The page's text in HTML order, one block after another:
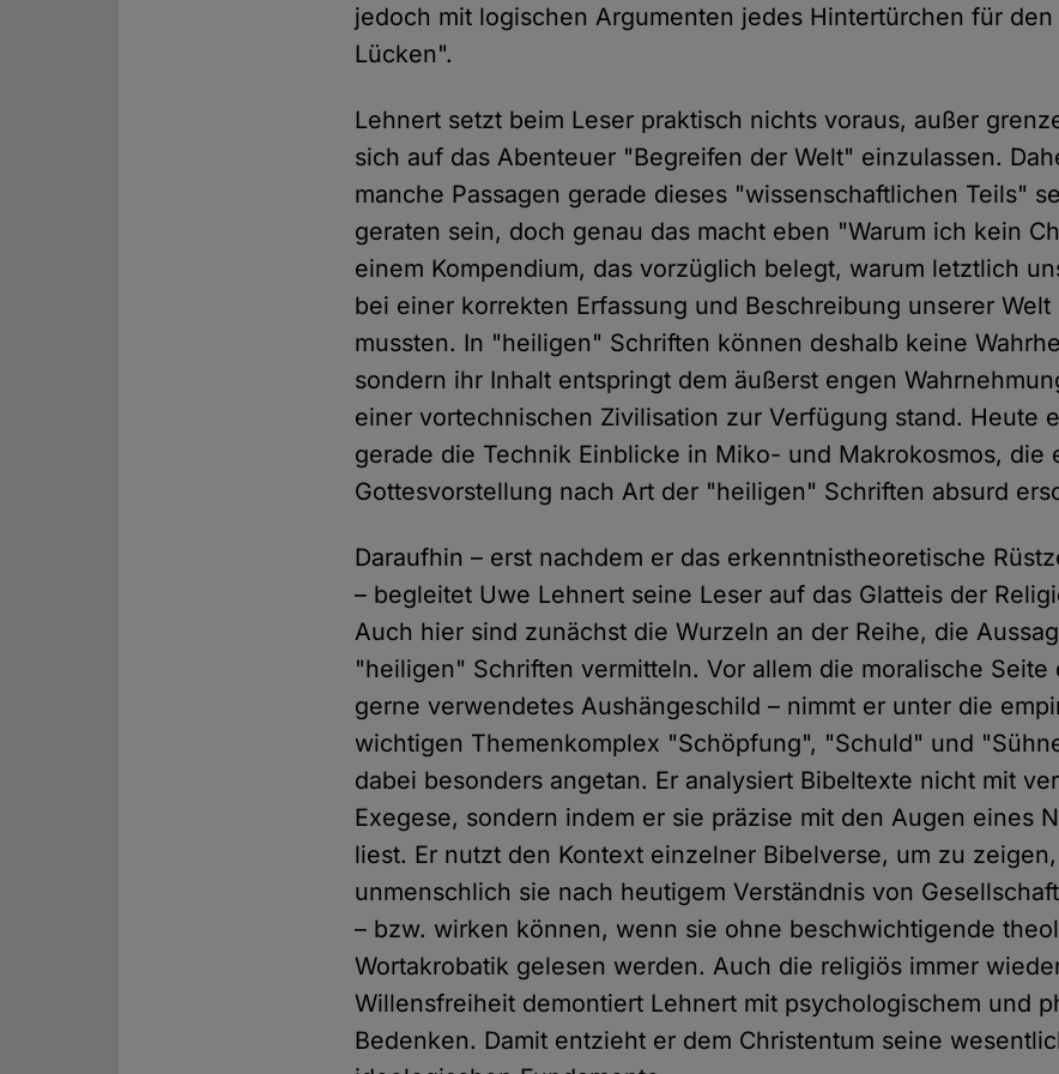
jedoch mit logischen Argumenten jedes Hintertürchen für
Lücken".
Lehnert setzt beim Leser praktisch nichts voraus, außer
sich auf das Abenteuer "Begreifen der Welt" einzulassen.
manche Passagen gerade dieses "wissenschaftlichen Teils"
geraten sein, doch genau das macht eben "Warum ich kein
einem Kompendium, das vorzüglich belegt, warum letztlich
bei einer korrekten Erfassung und Beschreibung unserer Welt
mussten. In "heiligen" Schriften können deshalb keine
sondern ihr Inhalt entspringt dem äußerst engen
einer vortechnischen Zivilisation zur Verfügung stand. Heute
gerade die Technik Einblicke in Miko- und Makrokosmos, die
Gottesvorstellung nach Art der "heiligen" Schriften absurd
Daraufhin – erst nachdem er das erkenntnistheoretische
– begleitet Uwe Lehnert seine Leser auf das Glatteis der
Auch hier sind zunächst die Wurzeln an der Reihe, die
"heiligen" Schriften vermitteln. Vor allem die moralische Seite
gerne verwendetes Aushängeschild – nimmt er unter die
wichtigen Themenkomplex "Schöpfung", "Schuld" und
dabei besonders angetan. Er analysiert Bibeltexte nicht mit
Exegese, sondern indem er sie präzise mit den Augen eines
liest. Er nutzt den Kontext einzelner Bibelverse, um zu
unmenschlich sie nach heutigem Verständnis von
– bzw. wirken können, wenn sie ohne beschwichtigende
Wortakrobatik gelesen werden. Auch die religiös immer
Willensfreiheit demontiert Lehnert mit psychologischem und
Bedenken. Damit entzieht er dem Christentum seine